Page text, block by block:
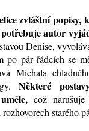
zvláštní popisy,
potřebuje autor
Denise,
po pár řádcích se
Michala
Některé
což narušuje
starého